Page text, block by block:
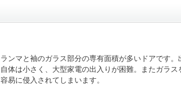
ランマと袖のガラス部分の専有面積が多いドアです。
自体は小さく、大型家電の出入りが困難。またガラス
容易に侵入されてしまいます。